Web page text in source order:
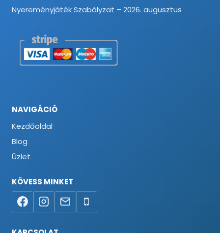
Nyereményjáték Szabályzat – 2026. augusztus
NAVIGÁCIÓ
Kezdőoldal
Blog
Üzlet
KÖVESS MINKET